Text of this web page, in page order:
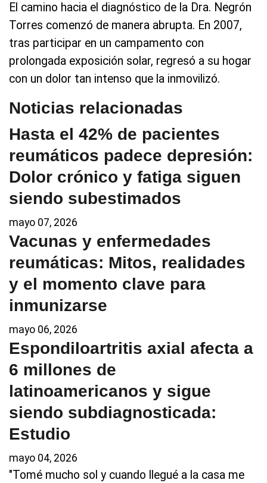
El camino hacia el diagnóstico de la Dra. Negrón
Torres comenzó de manera abrupta. En 2007,
tras participar en un campamento con
prolongada exposición solar, regresó a su hogar
con un dolor tan intenso que la inmovilizó.
Noticias relacionadas
Hasta el 42% de pacientes
reumáticos padece depresión:
Dolor crónico y fatiga siguen
siendo subestimados
mayo 07, 2026
Vacunas y enfermedades
reumáticas: Mitos, realidades
y el momento clave para
inmunizarse
mayo 06, 2026
Espondiloartritis axial afecta a
6 millones de
latinoamericanos y sigue
siendo subdiagnosticada:
Estudio
mayo 04, 2026
"Tomé mucho sol y cuando llegué a la casa me